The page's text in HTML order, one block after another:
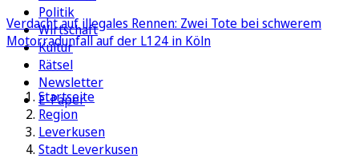
Politik
Wirtschaft
Kultur
Rätsel
Newsletter
E-Paper
Verdacht auf illegales Rennen: Zwei Tote bei schwerem
Motorradunfall auf der L124 in Köln
Startseite
Region
Leverkusen
Stadt Leverkusen